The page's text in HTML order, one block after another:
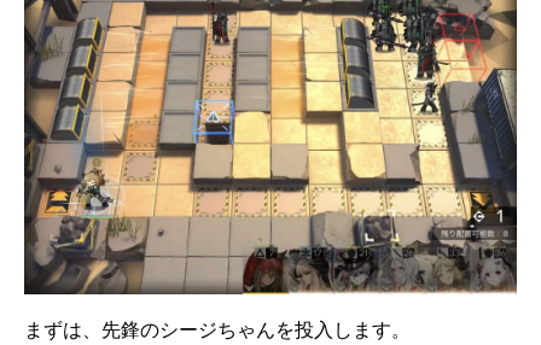
まずは、先鋒のシージちゃんを投入します。